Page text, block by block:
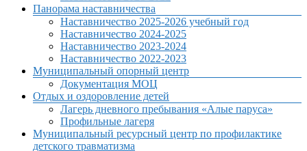
Панорама наставничества
Наставничество 2025-2026 учебный год
Наставничество 2024-2025
Наставничество 2023-2024
Наставничество 2022-2023
Муниципальный опорный центр
Документация МОЦ
Отдых и оздоровление детей
Лагерь дневного пребывания «Алые паруса»
Профильные лагеря
Муниципальный ресурсный центр по профилактике
детского травматизма